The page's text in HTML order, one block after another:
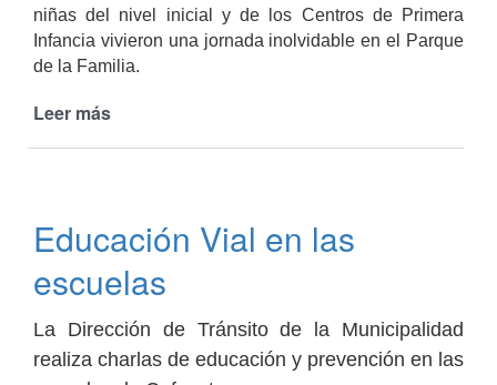
niñas del nivel inicial y de los Centros de Primera
Infancia vivieron una jornada inolvidable en el Parque
de la Familia.
Leer más
movimiento!
pasó
por
Educación Vial en las
escuelas
La Dirección de Tránsito de la Municipalidad
realiza charlas de educación y prevención en las